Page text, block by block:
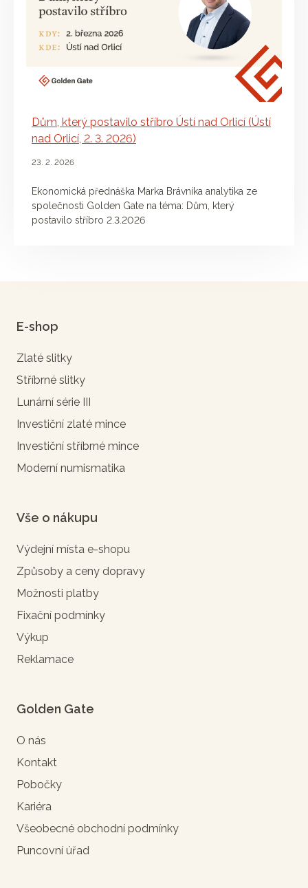
Dům, který postavilo stříbro Ústí nad Orlicí (Ústí
nad Orlicí, 2. 3. 2026)
23. 2. 2026
Ekonomická přednáška Marka Brávníka analytika ze
společnosti Golden Gate na téma: Dům, který
postavilo stříbro 2.3.2026
E-shop
Zlaté slitky
Stříbrné slitky
Lunární série III
Investiční zlaté mince
Investiční stříbrné mince
Moderní numismatika
Vše o nákupu
Výdejní místa e-shopu
Způsoby a ceny dopravy
Možnosti platby
Fixační podmínky
Výkup
Reklamace
Golden Gate
O nás
Kontakt
Pobočky
Kariéra
Všeobecné obchodní podmínky
Puncovní úřad